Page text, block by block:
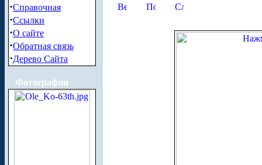
·Справочная
·Ссылки
·О сайте
·Обратная связь
·Дерево Сайта
Фотографии